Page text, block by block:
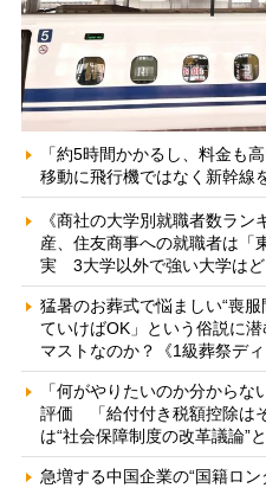
「約5時間かかるし、料金も
移動に飛行機ではなく新幹線
《商社の大学別就職者数ラ
産、住友商事への就職者は「
実 3大学以外で強い大学は
猛暑のお葬式で悩ましい“喪
ていけばOK」という俗説に
マストなのか？《1級葬祭ディ
「何がやりたいのか分から
評価 「給付付き税額控除は
は“社会保障制度の改革議論”
急増する中国企業の“国籍ロ